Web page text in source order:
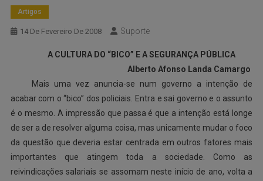
Artigos
14 De Fevereiro De 2008 Suporte
A CULTURA DO “BICO” E A SEGURANÇA PÚBLICA
Alberto Afonso Landa Camargo
Mais uma vez anuncia-se num governo a intenção de
acabar com o “bico” dos policiais. Entra e sai governo e o assunto
é o mesmo. A impressão que passa é que a intenção está longe
de ser a de resolver alguma coisa, mas unicamente mudar o foco
da questão que deveria estar centrada em outros fatores mais
importantes que atingem toda a sociedade. Como as
reivindicações salariais se assomam neste início de ano, volta a